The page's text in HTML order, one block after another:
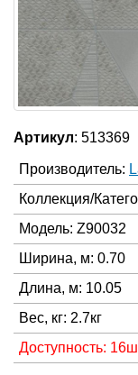
Артикул: 513369
Производитель:
Коллекция/
Модель: Z90032
Ширина, м: 0.70
Длина, м: 10.05
Вес, кг: 2.7кг
Доступность: